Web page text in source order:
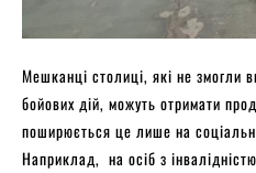
Мешканці столиці, які не змогли
бойових дій, можуть отримати
поширюється це лише на
Наприклад, на осіб з